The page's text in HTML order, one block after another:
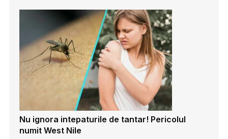
Nu ignora intepaturile de tantar! Pericolul
numit West Nile